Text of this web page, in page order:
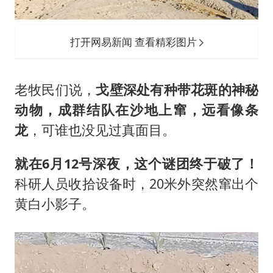
打开网易新闻 查看精彩图片
老牧民们说，戈壁深处有种带花斑的神秘
动物，成群结队在沙地上窜，远看像条
龙，可谁也没见过真面目。
就在6月12号深夜，这个谜团终于破了！
科研人员收拾设备时，20米外突然窜出个
黄白小影子。